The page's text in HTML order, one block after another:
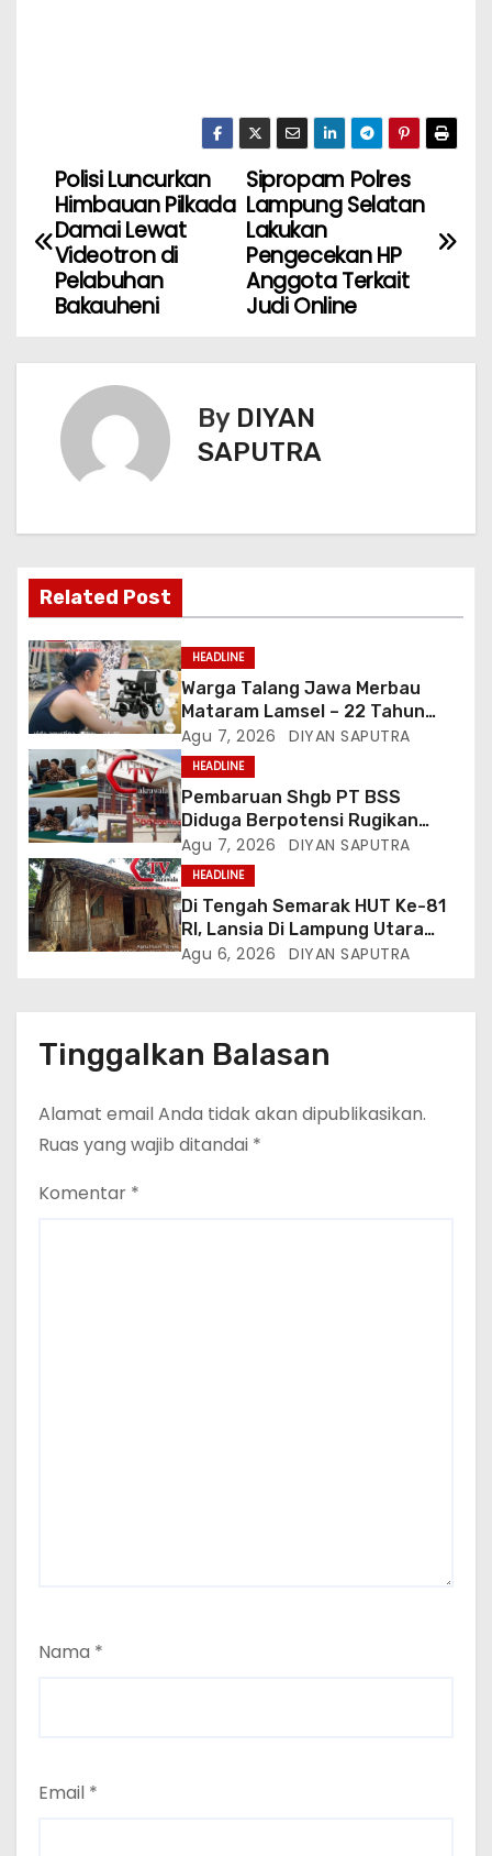
Sipropam Polres
Lampung Selatan
Lakukan
Pengecekan HP
Anggota Terkait
Judi Online
Polisi Luncurkan
Himbauan Pilkada
Damai Lewat
Videotron di
Pelabuhan
Bakauheni
By DIYAN
SAPUTRA
Related Post
HEADLINE
Warga Talang Jawa Merbau
Mataram Lamsel – 22 Tahun
Lumpuh Vina Agustina Viral Di
Tiktok Inginkan Kursi Roda
Listrik, Kepala Perwakilan
Provinsi Lampung Media
Cakrawala Tv Meminta Pemda
Lamsel Bertindak
Agu 7, 2026 DIYAN SAPUTRA
HEADLINE
Pembaruan Shgb PT BSS
Diduga Berpotensi Rugikan
Negara, Kementrian ATR/BPN Di
Gugat Di PTUN Jakarta
Agu 7, 2026 DIYAN SAPUTRA
HEADLINE
Di Tengah Semarak HUT Ke-81
RI, Lansia Di Lampung Utara
Hidup Memprihatinkan
Agu 6, 2026 DIYAN SAPUTRA
Tinggalkan Balasan
Alamat email Anda tidak akan dipublikasikan.
Ruas yang wajib ditandai *
Komentar *
Nama *
Email *